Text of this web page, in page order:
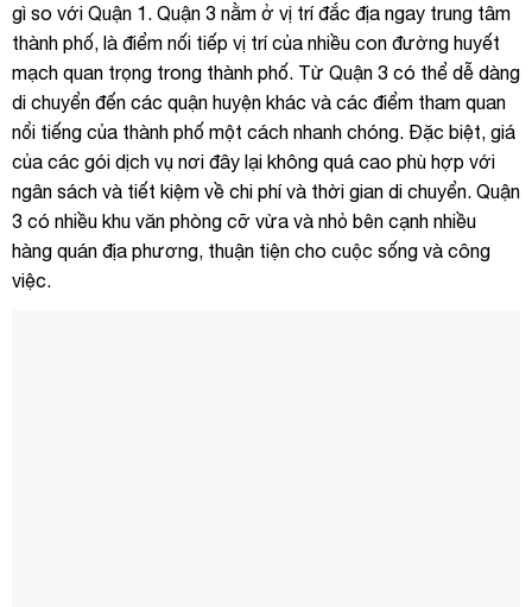
gì so với Quận 1. Quận 3 nằm ở vị trí đắc địa ngay trung tâm
thành phố, là điểm nối tiếp vị trí của nhiều con đường huyết
mạch quan trọng trong thành phố. Từ Quận 3 có thể dễ dàng
di chuyển đến các quận huyện khác và các điểm tham quan
nổi tiếng của thành phố một cách nhanh chóng. Đặc biệt, giá
của các gói dịch vụ nơi đây lại không quá cao phù hợp với
ngân sách và tiết kiệm về chi phí và thời gian di chuyển. Quận
3 có nhiều khu văn phòng cỡ vừa và nhỏ bên cạnh nhiều
hàng quán địa phương, thuận tiện cho cuộc sống và công
việc.